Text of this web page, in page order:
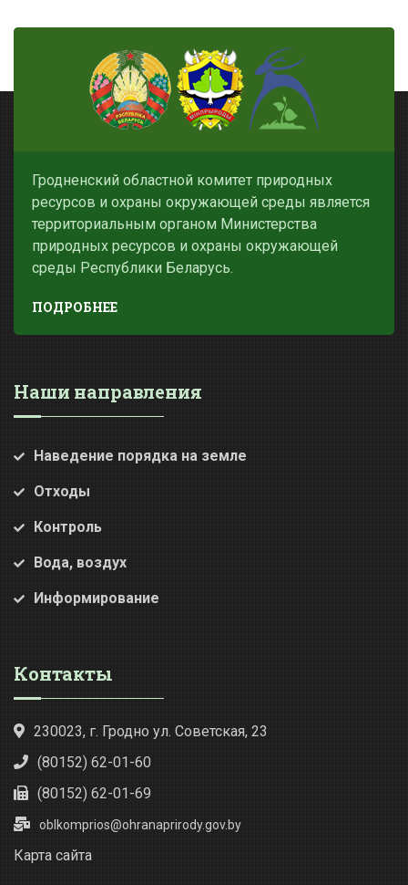
Гродненский областной комитет природных
ресурсов и охраны окружающей среды является
территориальным органом Министерства
природных ресурсов и охраны окружающей
среды Республики Беларусь.
ПОДРОБНЕЕ
Наши направления
Наведение порядка на земле
Отходы
Контроль
Вода, воздух
Информирование
Контакты
230023, г. Гродно ул. Советская, 23
(80152) 62-01-60
(80152) 62-01-69
oblkomprios@ohranaprirody.gov.by
Карта сайта